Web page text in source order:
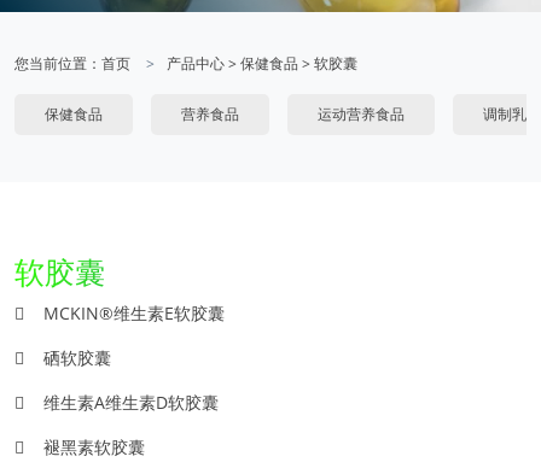
您当前位置： 首页 产品中心> 保健食品 > 软胶囊
保健食品 营养食品 运动营养食品 调制乳粉
软胶囊
MCKIN®维生素E软胶囊
硒软胶囊
维生素A维生素D软胶囊
褪黑素软胶囊